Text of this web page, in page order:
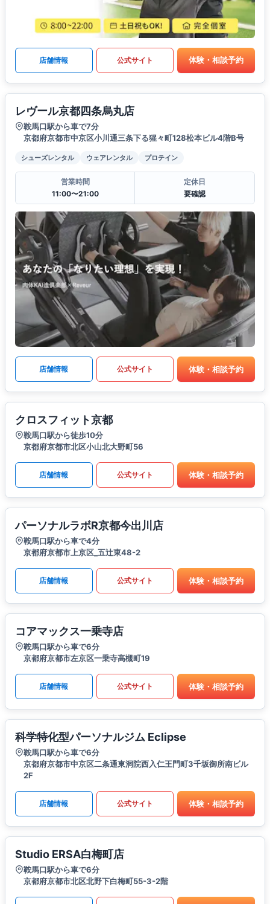
店舗情報 公式サイト 体験・相談予約
レヴール京都四条烏丸店
鞍馬口駅から車で7分
京都府京都市中京区小川通三条下る猩々町128松本ビル4階B号
シューズレンタル ウェアレンタル プロテイン
営業時間
11:00〜21:00
定休日
要確認
店舗情報 公式サイト 体験・相談予約
クロスフィット京都
鞍馬口駅から徒歩10分
京都府京都市北区小山北大野町56
店舗情報 公式サイト 体験・相談予約
パーソナルラボR京都今出川店
鞍馬口駅から車で4分
京都府京都市上京区_五辻東48-2
店舗情報 公式サイト 体験・相談予約
コアマックス一乗寺店
鞍馬口駅から車で6分
京都府京都市左京区一乗寺高槻町19
店舗情報 公式サイト 体験・相談予約
科学特化型パーソナルジム Eclipse
鞍馬口駅から車で6分
京都府京都市中京区二条通東洞院西入仁王門町3千坂御所南ビル
2F
店舗情報 公式サイト 体験・相談予約
Studio ERSA白梅町店
鞍馬口駅から車で6分
京都府京都市北区北野下白梅町55-3-2階